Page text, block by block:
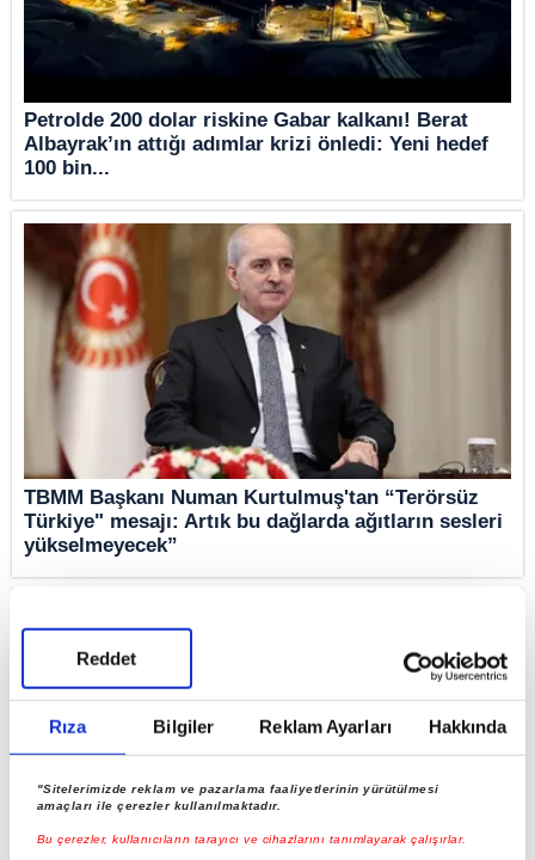
Rıza Bilgiler Reklam Ayarları Hakkında
"Sitelerimizde reklam ve pazarlama faaliyetlerinin yürütülmesi
amaçları ile çerezler kullanılmaktadır.
Bu çerezler, kullanıcıların tarayıcı ve cihazlarını tanımlayarak çalışırlar.
Reddet
Petrolde 200 dolar riskine Gabar kalkanı! Berat
Albayrak’ın attığı adımlar krizi önledi: Yeni hedef
100 bin...
TBMM Başkanı Numan Kurtulmuş'tan “Terörsüz
Türkiye" mesajı: Artık bu dağlarda ağıtların sesleri
yükselmeyecek”